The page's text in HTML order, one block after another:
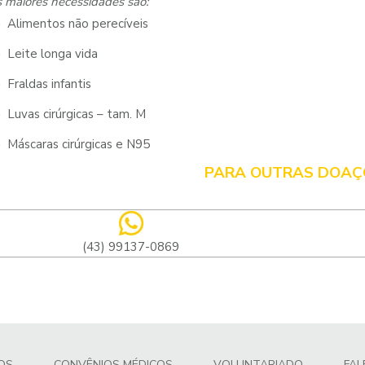
Alimentos não perecíveis
Leite longa vida
Fraldas infantis
Luvas cirúrgicas – tam. M
Máscaras cirúrgicas e N95
PARA OUTRAS
(43) 99137-0869